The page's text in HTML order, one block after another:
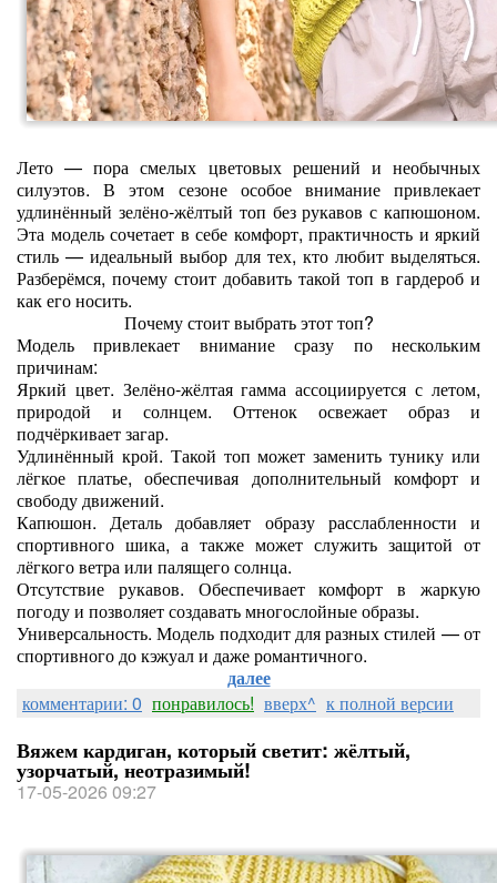
Лето — пора смелых цветовых решений и необычных
силуэтов. В этом сезоне особое внимание привлекает
удлинённый зелёно‑жёлтый топ без рукавов с капюшоном.
Эта модель сочетает в себе комфорт, практичность и яркий
стиль — идеальный выбор для тех, кто любит выделяться.
Разберёмся, почему стоит добавить такой топ в гардероб и
как его носить.
Почему стоит выбрать этот топ?
Модель привлекает внимание сразу по нескольким
причинам:
Яркий цвет. Зелёно‑жёлтая гамма ассоциируется с летом,
природой и солнцем. Оттенок освежает образ и
подчёркивает загар.
Удлинённый крой. Такой топ может заменить тунику или
лёгкое платье, обеспечивая дополнительный комфорт и
свободу движений.
Капюшон. Деталь добавляет образу расслабленности и
спортивного шика, а также может служить защитой от
лёгкого ветра или палящего солнца.
Отсутствие рукавов. Обеспечивает комфорт в жаркую
погоду и позволяет создавать многослойные образы.
Универсальность. Модель подходит для разных стилей — от
спортивного до кэжуал и даже романтичного.
далее
комментарии: 0 понравилось! вверх^ к полной версии
Вяжем кардиган, который светит: жёлтый,
узорчатый, неотразимый!
17-05-2026 09:27